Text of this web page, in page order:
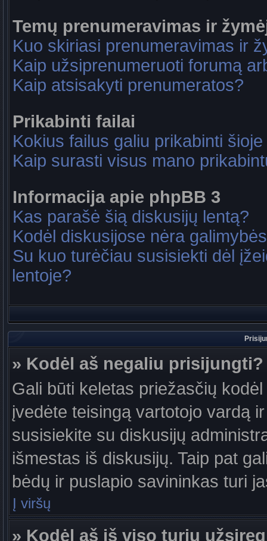
Temų prenumeravimas ir
Kuo skiriasi prenumeravimas ir
Kaip užsiprenumeruoti forumą
Kaip atsisakyti prenumeratos?
Prikabinti failai
Kokius failus galiu prikabinti
Kaip surasti visus mano
Informacija apie phpBB 3
Kas parašė šią diskusijų lentą?
Kodėl diskusijose nėra
Su kuo turėčiau susisiekti dėl
lentoje?
» Kodėl aš negaliu prisijungti?
Gali būti keletas priežasčių
įvedėte teisingą vartotojo vardą
susisiekite su diskusijų
išmestas iš diskusijų. Taip pat
bėdų ir puslapio savininkas turi
Į viršų
» Kodėl aš iš viso turiu